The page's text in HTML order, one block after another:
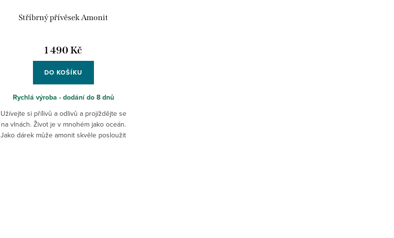
Stříbrný přívěsek Amonit
1 490 Kč
DO KOŠÍKU
Rychlá výroba - dodání do 8 dnů
Užívejte si přílivů a odlivů a projíždějte se
na vlnách. Život je v mnohém jako oceán.
Jako dárek může amonit skvěle posloužit